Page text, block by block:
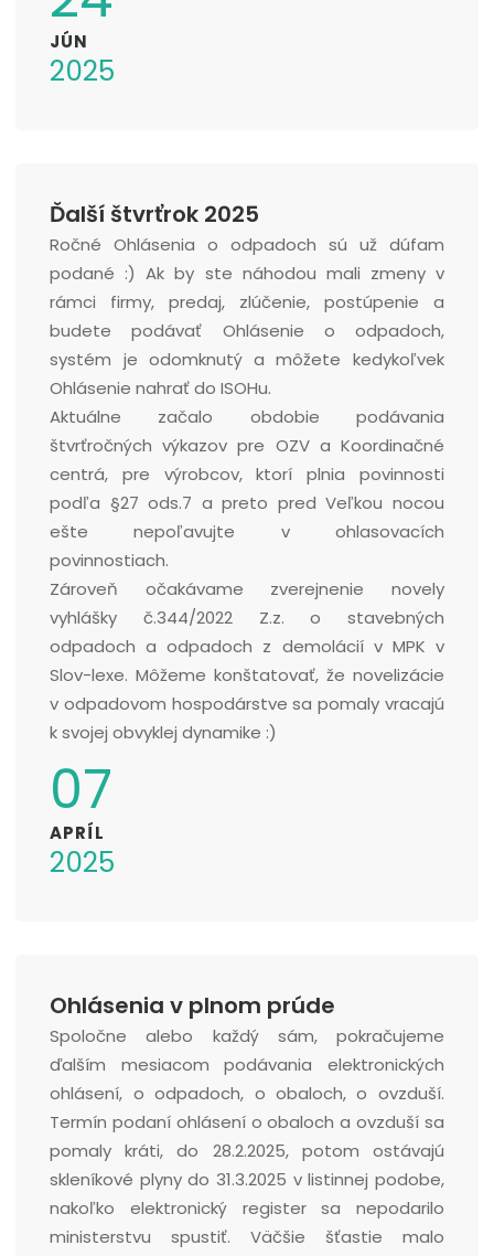
JÚN
2025
Ďalší štvrťrok 2025
Ročné Ohlásenia o odpadoch sú už dúfam
podané :) Ak by ste náhodou mali zmeny v
rámci firmy, predaj, zlúčenie, postúpenie a
budete podávať Ohlásenie o odpadoch,
systém je odomknutý a môžete kedykoľvek
Ohlásenie nahrať do ISOHu.
Aktuálne začalo obdobie podávania
štvrťročných výkazov pre OZV a Koordinačné
centrá, pre výrobcov, ktorí plnia povinnosti
podľa §27 ods.7 a preto pred Veľkou nocou
ešte nepoľavujte v ohlasovacích
povinnostiach.
Zároveň očakávame zverejnenie novely
vyhlášky č.344/2022 Z.z. o stavebných
odpadoch a odpadoch z demolácií v MPK v
Slov-lexe. Môžeme konštatovať, že novelizácie
v odpadovom hospodárstve sa pomaly vracajú
k svojej obvyklej dynamike :)
07
APRÍL
2025
Ohlásenia v plnom prúde
Spoločne alebo každý sám, pokračujeme
ďalším mesiacom podávania elektronických
ohlásení, o odpadoch, o obaloch, o ovzduší.
Termín podaní ohlásení o obaloch a ovzduší sa
pomaly kráti, do 28.2.2025, potom ostávajú
skleníkové plyny do 31.3.2025 v listinnej podobe,
nakoľko elektronický register sa nepodarilo
ministerstvu spustiť. Väčšie šťastie malo